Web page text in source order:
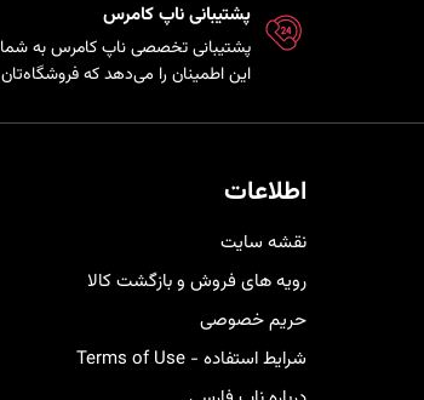
پشتیبانی ناپ کامرس
پشتیبانی تخصصی ناپ کامرس به شما
این اطمینان را می‌دهد که فروشگاه‌تان
فنی در کمترین زمان ممکن برای رفع
کنار شما خواهد بود.اطلاعات
نقشه سایت
رویه های فروش و بازگشت کالا
حریم خصوصی
شرایط استفاده - Terms of Use